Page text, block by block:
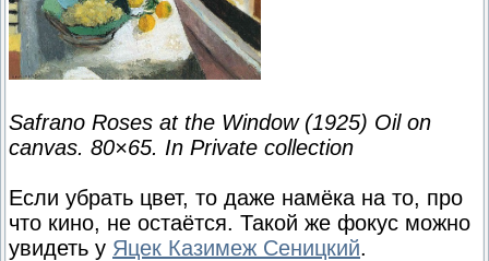
Safrano Roses at the Window (1925) Oil on
canvas. 80×65. In Private collection
Если убрать цвет, то даже намёка на то, про
что кино, не остаётся. Такой же фокус можно
увидеть у Яцек Казимеж Сеницкий.